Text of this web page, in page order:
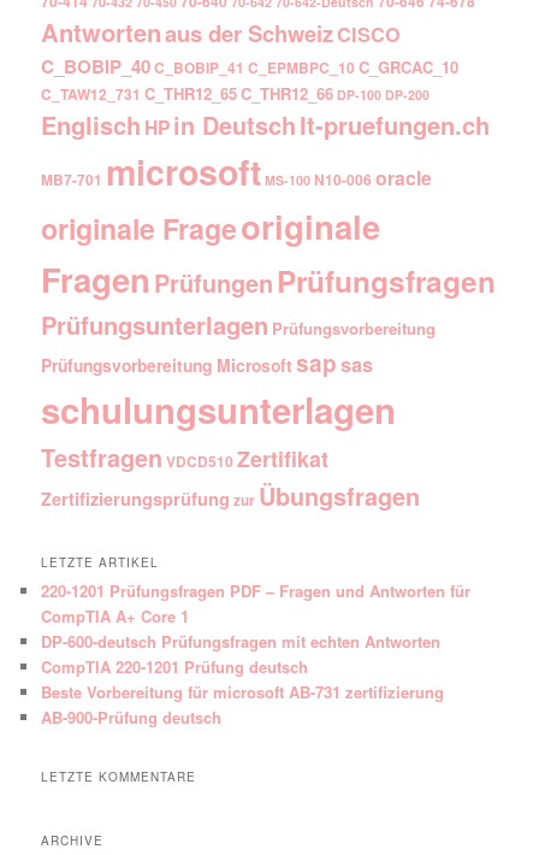
Antwortenaus der SchweizCISCO
C_BOBIP_40C_BOBIP_41 C_EPMBPC_10 C_GRCAC_10
C_TAW12_731 C_THR12_65C_THR12_66 DP-100 DP-200
Englisch HPin DeutschIt-pruefungen.ch
MB7-701 microsoft MS-100 N10-006 oracle
originale Frageoriginale
Fragen Prüfungen Prüfungsfragen
Prüfungsunterlagen Prüfungsvorbereitung
Prüfungsvorbereitung Microsoft sapsas
schulungsunterlagen
Testfragen VDCD510 Zertifikat
Zertifizierungsprüfung zur Übungsfragen
LETZTE ARTIKEL
220-1201 Prüfungsfragen PDF – Fragen und Antworten für
CompTIA A+ Core 1
DP-600-deutsch Prüfungsfragen mit echten Antworten
CompTIA 220-1201 Prüfung deutsch
Beste Vorbereitung für microsoft AB-731 zertifizierung
AB-900-Prüfung deutsch
LETZTE KOMMENTARE
ARCHIVE